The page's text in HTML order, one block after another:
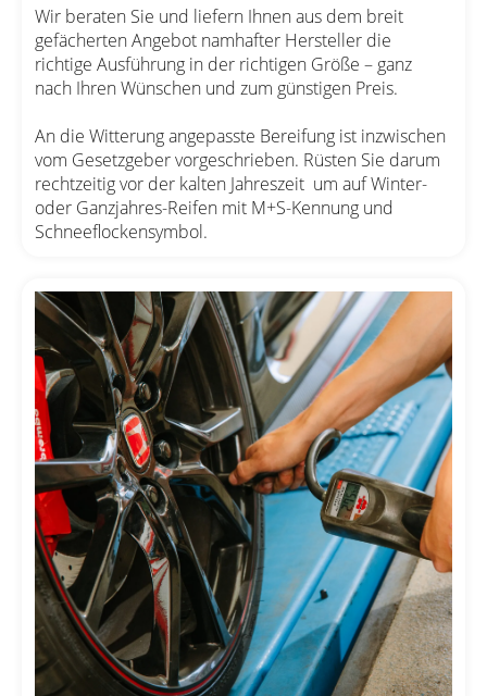
Wir beraten Sie und liefern Ihnen aus dem breit
gefächerten Angebot namhafter Hersteller die
richtige Ausführung in der richtigen Größe – ganz
nach Ihren Wünschen und zum günstigen Preis.
An die Witterung angepasste Bereifung ist inzwischen
vom Gesetzgeber vorgeschrieben. Rüsten Sie darum
rechtzeitig vor der kalten Jahreszeit um auf Winter-
oder Ganzjahres-Reifen mit M+S-Kennung und
Schneeflockensymbol.